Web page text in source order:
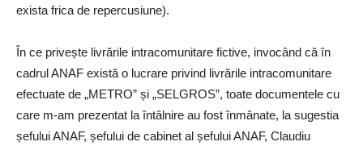
exista frica de repercusiune).
În ce privește livrările intracomunitare fictive, invocând că în
cadrul ANAF există o lucrare privind livrările intracomunitare
efectuate de „METRO” și „SELGROS”, toate documentele cu
care m-am prezentat la întâlnire au fost înmânate, la sugestia
șefului ANAF, șefului de cabinet al șefului ANAF, Claudiu